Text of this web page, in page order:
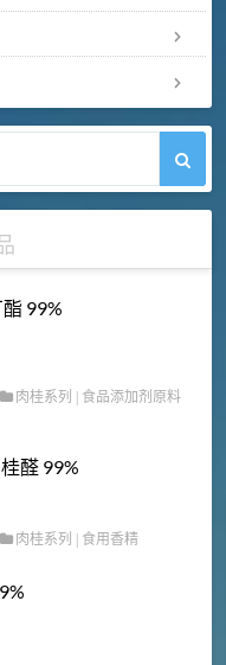
99%
肉桂系列 食品添加剂原料
醛 99%
肉桂系列 | 食用香精